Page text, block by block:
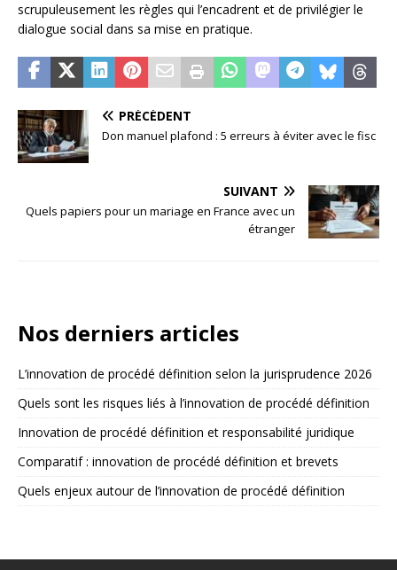
scrupuleusement les règles qui l’encadrent et de privilégier le
dialogue social dans sa mise en pratique.
PRÉCÉDENT
Don manuel plafond : 5 erreurs à éviter avec le fisc
SUIVANT
Quels papiers pour un mariage en France avec un
étranger
Nos derniers articles
L’innovation de procédé définition selon la jurisprudence 2026
Quels sont les risques liés à l’innovation de procédé définition
Innovation de procédé définition et responsabilité juridique
Comparatif : innovation de procédé définition et brevets
Quels enjeux autour de l’innovation de procédé définition